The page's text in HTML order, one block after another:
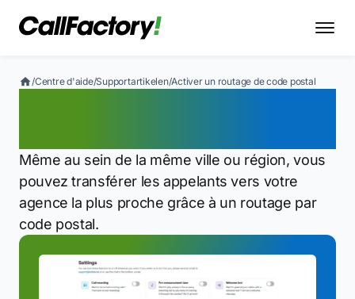
/Centre d'aide/Supportartikelen/Activer un routage de code postal
Même au sein de la même ville ou région, vous
pouvez transférer les appelants vers votre
agence la plus proche grâce à un routage par
code postal.